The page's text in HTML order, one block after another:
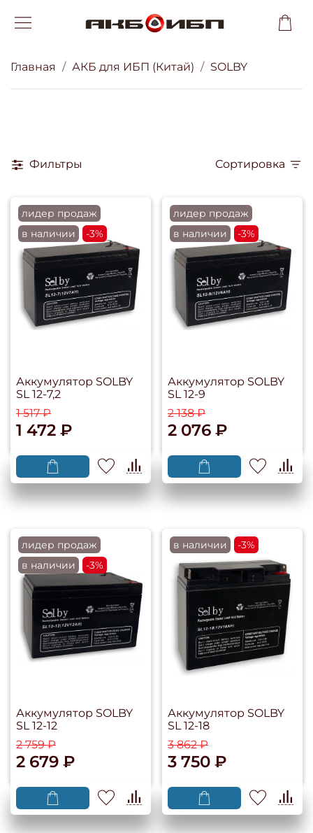
Главная АКБ для ИБП (Китай) SOLBY
Фильтры Сортировка
лидер продаж
в наличии
-3%
Аккумулятор SOLBY
SL 12-7,2
1 517 ₽
1 472 ₽
лидер продаж
в наличии
-3%
Аккумулятор SOLBY
SL 12-9
2 138 ₽
2 076 ₽
лидер продаж
в наличии
-3%
Аккумулятор SOLBY
SL 12-12
2 759 ₽
2 679 ₽
в наличии -3%
Аккумулятор SOLBY
SL 12-18
3 862 ₽
3 750 ₽